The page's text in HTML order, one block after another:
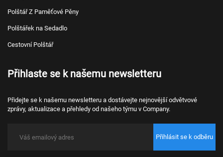
Polštář Z Paměťové Pěny
Polštářek na Sedadlo
Cestovní Polštář
Přihlaste se k našemu newsletteru
Přidejte se k našemu newsletteru a dostávejte nejnovější odvětvové
zprávy, aktualizace a přehledy od našeho týmu v Company.
Přihlásit se k odběru